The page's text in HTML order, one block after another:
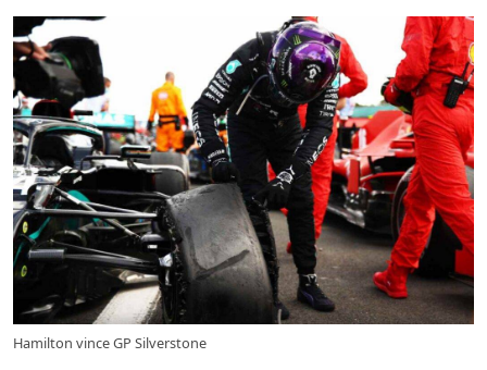
Hamilton vince GP Silverstone